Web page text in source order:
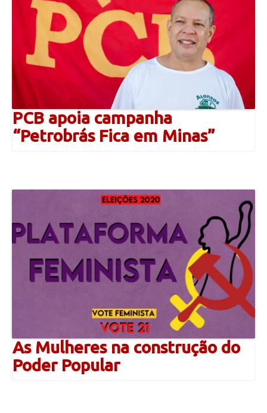
PCB apoia campanha
“Petrobrás Fica em Minas”
As Mulheres na construção do
Poder Popular